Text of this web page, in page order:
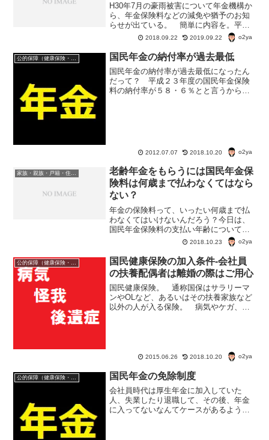
H30年7月の豪雨被害について年金機構か
ら、年金保険料などの減免や猶予のお知
らせが出ている。 簡単に内容を。平成
30年7月豪雨災害国民年金保険料の免除国
民年金保険料が免除になる条件 国民年
金保険料が免除になる条件は平成30年7月
豪雨による災...
2018.09.22 2019.09.22 o2ya
国民年金の納付率が過去最低
国民年金の納付率が過去最低になったん
だって？ 平成２３年度の国民年金保険
料の納付率が５８・６％とと言うから、
2012.07.07 2018.10.20 o2ya
老齢年金をもらうには国民年金保
険料は何歳まで払わなくてはなら
ない？
年金の保険料って、いったい何歳まで払
わなくてはいけないんだろう？今日は、
国民年金保険料の支払い年齢についてち
2018.10.23 o2ya
国民健康保険の加入条件-会社員
の扶養配偶者は離婚の際はご用心
国民健康保険。 通称国保はサラリーマ
ンやOLなど、あるいはその扶養家族など
以外の人が入る保険。 病気やケガ、出
2015.06.26 2018.10.20 o2ya
国民年金の免除制度
会社員時代は厚生年金に加入していた
人、失業したり退職して、その後、年金
に入ってないなんてケースがあるよう